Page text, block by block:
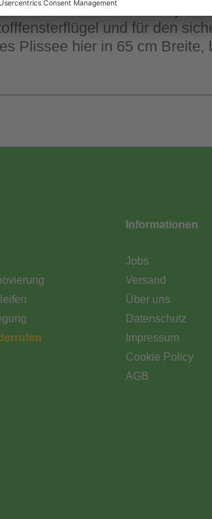
aus 100 %
und für den
Plissee hier in 65 cm
Informationen
Jobs
Versand
Über uns
Datenschutz
Impressum
Cookie Policy
AGB